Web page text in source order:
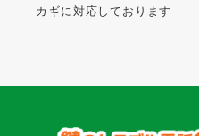
カギに対応しております